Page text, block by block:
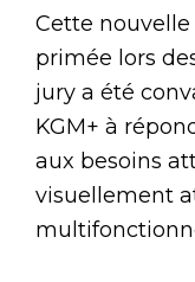
Cette
primée lors
jury a été
KGM+ à
aux besoins
visuellement